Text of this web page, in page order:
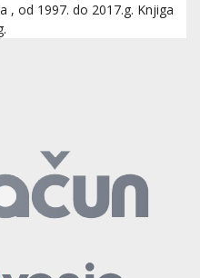
, od 1997. do 2017.g. Knjiga